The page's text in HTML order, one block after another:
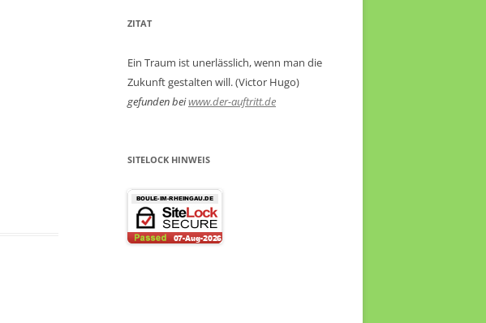
ZITAT
Ein Traum ist unerlässlich, wenn man die
Zukunft gestalten will. (Victor Hugo)
gefunden beiwww.der-auftritt.de
SITELOCK HINWEIS